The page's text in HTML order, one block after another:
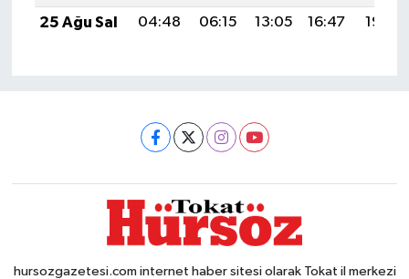
25 Ağu Sal
04:48 06:15 13:05 16:47 19:45
hursozgazetesi.com internet haber sitesi olarak Tokat il merkezi